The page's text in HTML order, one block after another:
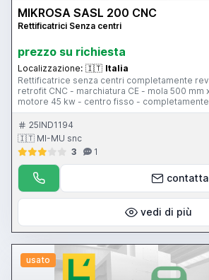
MIKROSA SASL 200 CNC
Rettificatrici Senza centri
prezzo su richiesta
Localizzazione: 🇮🇹 Italia
Rettificatrice senza centri completamente
retrofit CNC - marchiatura CE - mola 500 mm
motore 45 kw - centro fisso -
impianto elettrico nuovo - CNC e motori
25IND1194
🇮🇹 MI-MU snc
3
1
contatta
vedi di più
usato